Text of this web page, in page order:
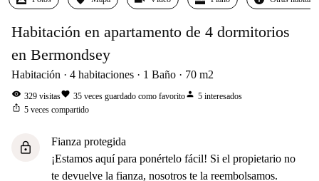
Habitación en apartamento de 4 dormitorios
en Bermondsey
Habitación 4 habitaciones 1 Baño 70 m2
visibility 329 visitasfavorite 35 veces guardado como favoritoperson 5 interesados
ios_share 5 veces compartido
lock
Fianza protegida
¡Estamos aquí para ponértelo fácil! Si el propietario no
te devuelve la fianza, nosotros te la reembolsamos.